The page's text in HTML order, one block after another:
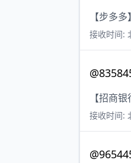
【步多
接收时间:
【招商
接收时间: